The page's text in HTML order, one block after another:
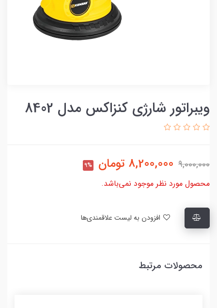
ویبراتور شارژی کنزاکس مدل 8402
9,000,000
8,200,000 تومان 9%
محصول مورد نظر موجود نمی‌باشد.
محصولات مرتبط